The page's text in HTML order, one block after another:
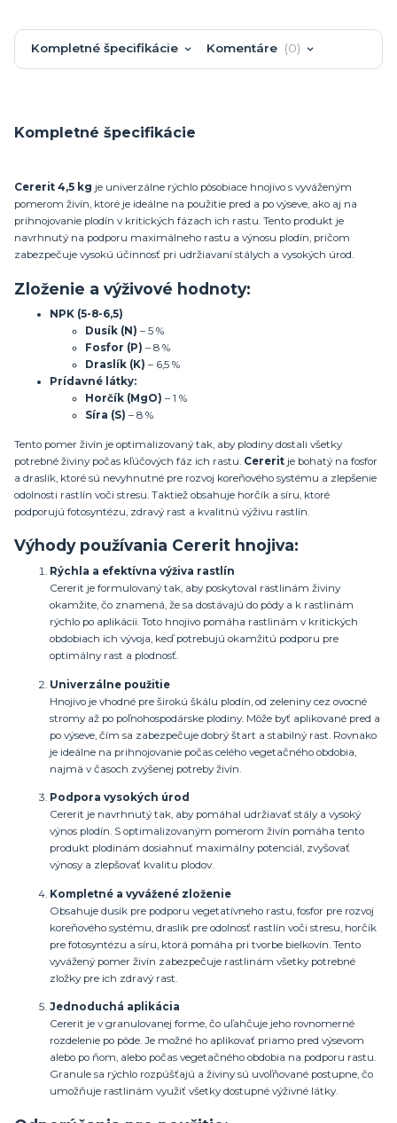
Kompletné špecifikácie Komentáre 0
Kompletné špecifikácie
Cererit 4,5 kg je univerzálne rýchlo pôsobiace hnojivo s vyváženým
pomerom živín, ktoré je ideálne na použitie pred a po výseve, ako aj na
prihnojovanie plodín v kritických fázach ich rastu. Tento produkt je
navrhnutý na podporu maximálneho rastu a výnosu plodín, pričom
zabezpečuje vysokú účinnosť pri udržiavaní stálych a vysokých úrod.
Zloženie a výživové hodnoty:
NPK (5-8-6,5)
Dusík (N) – 5 %
Fosfor (P) – 8 %
Draslík (K) – 6,5 %
Prídavné látky:
Horčík (MgO) – 1 %
Síra (S) – 8 %
Tento pomer živín je optimalizovaný tak, aby plodiny dostali všetky
potrebné živiny počas kľúčových fáz ich rastu. Cererit je bohatý na fosfor
a draslík, ktoré sú nevyhnutné pre rozvoj koreňového systému a zlepšenie
odolnosti rastlín voči stresu. Taktiež obsahuje horčík a síru, ktoré
podporujú fotosyntézu, zdravý rast a kvalitnú výživu rastlín.
Výhody používania Cererit hnojiva:
Rýchla a efektívna výživa rastlín
Cererit je formulovaný tak, aby poskytoval rastlinám živiny
okamžite, čo znamená, že sa dostávajú do pôdy a k rastlinám
rýchlo po aplikácii. Toto hnojivo pomáha rastlinám v kritických
obdobiach ich vývoja, keď potrebujú okamžitú podporu pre
optimálny rast a plodnosť.
Univerzálne použitie
Hnojivo je vhodné pre širokú škálu plodín, od zeleniny cez ovocné
stromy až po poľnohospodárske plodiny. Môže byť aplikované pred a
po výseve, čím sa zabezpečuje dobrý štart a stabilný rast. Rovnako
je ideálne na prihnojovanie počas celého vegetačného obdobia,
najmä v časoch zvýšenej potreby živín.
Podpora vysokých úrod
Cererit je navrhnutý tak, aby pomáhal udržiavať stály a vysoký
výnos plodín. S optimalizovaným pomerom živín pomáha tento
produkt plodinám dosiahnuť maximálny potenciál, zvyšovať
výnosy a zlepšovať kvalitu plodov.
Kompletné a vyvážené zloženie
Obsahuje dusík pre podporu vegetatívneho rastu, fosfor pre rozvoj
koreňového systému, draslík pre odolnosť rastlín voči stresu, horčík
pre fotosyntézu a síru, ktorá pomáha pri tvorbe bielkovín. Tento
vyvážený pomer živín zabezpečuje rastlinám všetky potrebné
zložky pre ich zdravý rast.
Jednoduchá aplikácia
Cererit je v granulovanej forme, čo uľahčuje jeho rovnomerné
rozdelenie po pôde. Je možné ho aplikovať priamo pred výsevom
alebo po ňom, alebo počas vegetačného obdobia na podporu rastu.
Granule sa rýchlo rozpúšťajú a živiny sú uvoľňované postupne, čo
umožňuje rastlinám využiť všetky dostupné výživné látky.